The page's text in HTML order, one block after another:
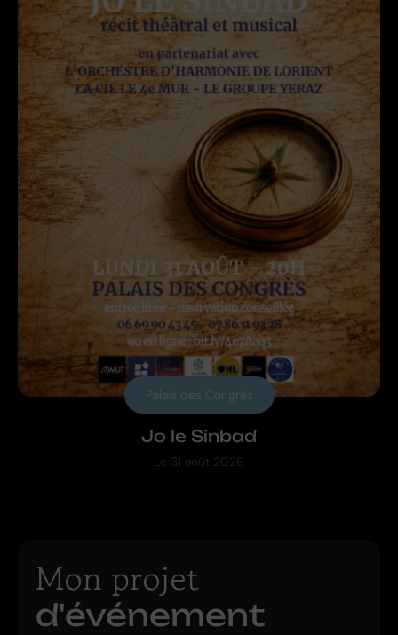
Jo le Sinbad
Palais des Congrès
Le 31 août 2026
Mon projet
d'événement